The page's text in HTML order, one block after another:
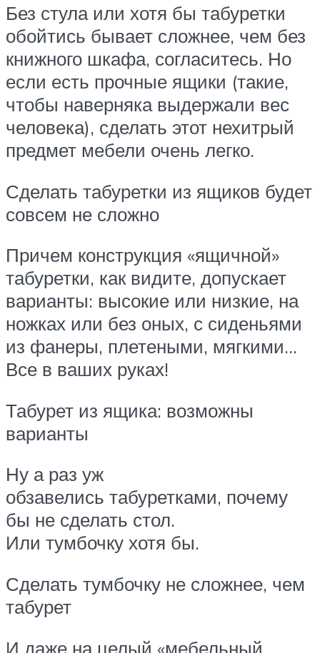
Без стула или хотя бы табуретки
обойтись бывает сложнее, чем без
книжного шкафа, согласитесь. Но
если есть прочные ящики (такие,
чтобы наверняка выдержали вес
человека), сделать этот нехитрый
предмет мебели очень легко.
Сделать табуретки из ящиков будет
совсем не сложно
Причем конструкция «ящичной»
табуретки, как видите, допускает
варианты: высокие или низкие, на
ножках или без оных, с сиденьями
из фанеры, плетеными, мягкими…
Все в ваших руках!
Табурет из ящика: возможны
варианты
Ну а раз уж
обзавелись табуретками, почему
бы не сделать стол.
Или тумбочку хотя бы.
Сделать тумбочку не сложнее, чем
табурет
И даже на целый «мебельный